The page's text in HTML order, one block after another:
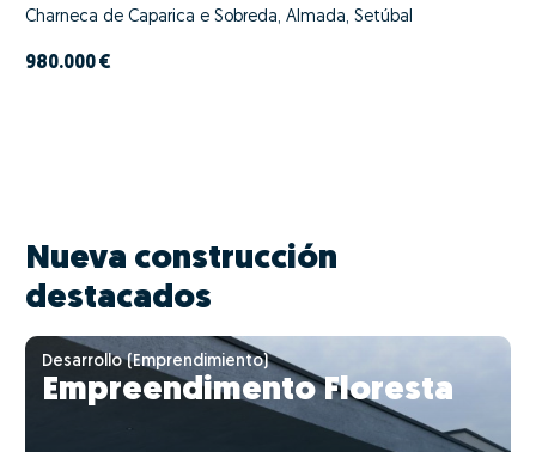
Charneca de Caparica e Sobreda, Almada, Setúbal
980.000 €
Nueva construcción
destacados
Desarrollo (Emprendimiento)
Empreendimento Floresta